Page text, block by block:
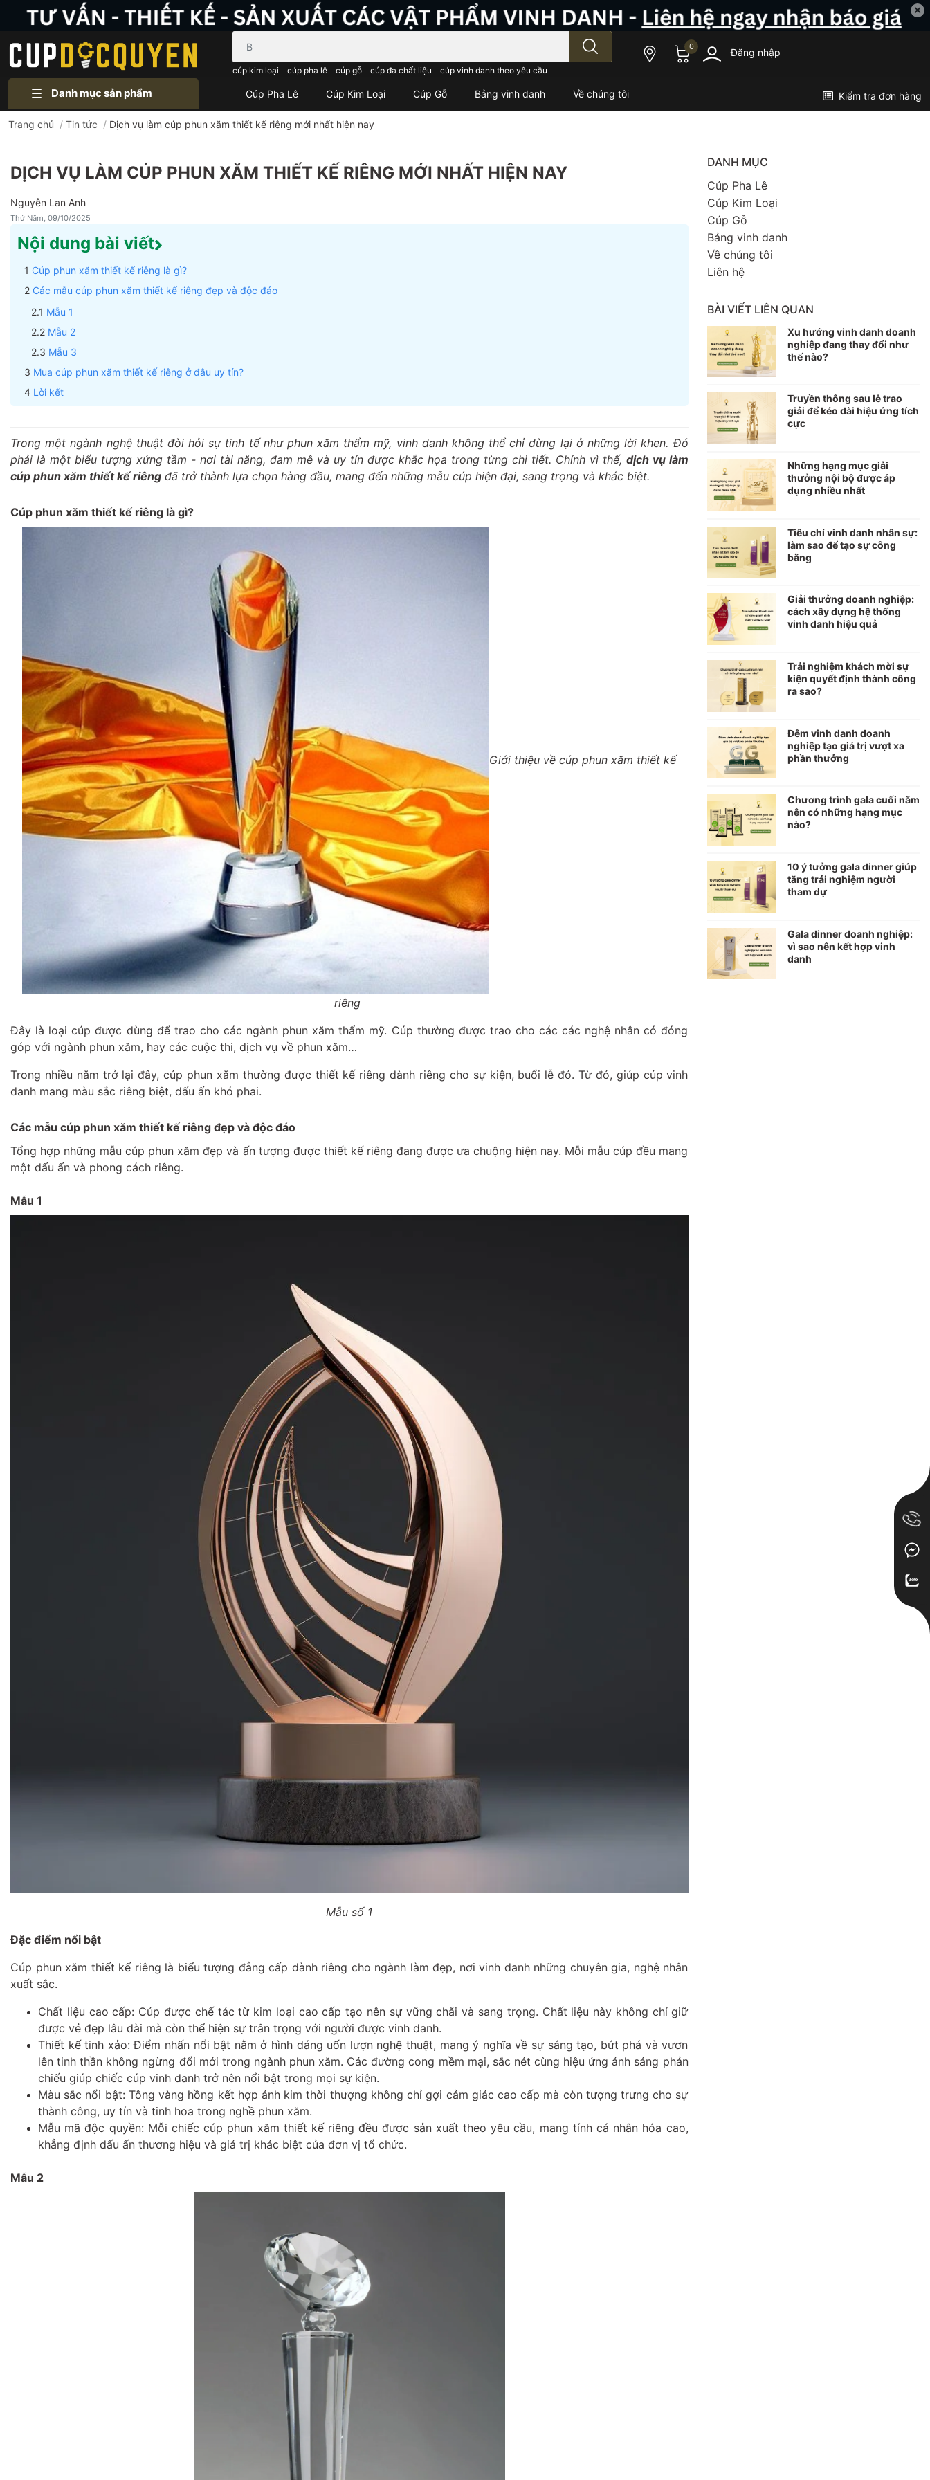
✕
cúp kim loại cúp pha lê cúp gỗ cúp đa chất liệu cúp vinh danh theo yêu cầu
0 Đăng nhập
Danh mục sản phẩm Cúp Pha Lê Cúp Kim Loại Cúp Gỗ Bảng vinh danh Về chúng tôi Kiểm tra đơn hàng
Trang chủ / Tin tức / Dịch vụ làm cúp phun xăm thiết kế riêng mới nhất hiện nay
DỊCH VỤ LÀM CÚP PHUN XĂM THIẾT KẾ RIÊNG MỚI NHẤT HIỆN NAY
Nguyễn Lan Anh
Thứ Năm, 09/10/2025
Nội dung bài viết
Cúp phun xăm thiết kế riêng là gì?
Các mẫu cúp phun xăm thiết kế riêng đẹp và độc đáo
Mẫu 1
Mẫu 2
Mẫu 3
Mua cúp phun xăm thiết kế riêng ở đâu uy tín?
Lời kết
Trong một ngành nghệ thuật đòi hỏi sự tinh tế như phun xăm thẩm mỹ, vinh danh không thể chỉ dừng lại ở những lời khen. Đó
phải là một biểu tượng xứng tầm - nơi tài năng, đam mê và uy tín được khắc họa trong từng chi tiết. Chính vì thế, dịch vụ làm
cúp phun xăm thiết kế riêng đã trở thành lựa chọn hàng đầu, mang đến những mẫu cúp hiện đại, sang trọng và khác biệt.
Cúp phun xăm thiết kế riêng là gì?
Giới thiệu về cúp phun xăm thiết kế
riêng
Đây là loại cúp được dùng để trao cho các ngành phun xăm thẩm mỹ. Cúp thường được trao cho các các nghệ nhân có đóng
góp với ngành phun xăm, hay các cuộc thi, dịch vụ về phun xăm…
Trong nhiều năm trở lại đây, cúp phun xăm thường được thiết kế riêng dành riêng cho sự kiện, buổi lễ đó. Từ đó, giúp cúp vinh
danh mang màu sắc riêng biệt, dấu ấn khó phai.
Các mẫu cúp phun xăm thiết kế riêng đẹp và độc đáo
Tổng hợp những mẫu cúp phun xăm đẹp và ấn tượng được thiết kế riêng đang được ưa chuộng hiện nay. Mỗi mẫu cúp đều mang
một dấu ấn và phong cách riêng.
Mẫu 1
Mẫu số 1
Đặc điểm nổi bật
Cúp phun xăm thiết kế riêng là biểu tượng đẳng cấp dành riêng cho ngành làm đẹp, nơi vinh danh những chuyên gia, nghệ nhân
xuất sắc.
Chất liệu cao cấp: Cúp được chế tác từ kim loại cao cấp tạo nên sự vững chãi và sang trọng. Chất liệu này không chỉ giữ
được vẻ đẹp lâu dài mà còn thể hiện sự trân trọng với người được vinh danh.
Thiết kế tinh xảo: Điểm nhấn nổi bật nằm ở hình dáng uốn lượn nghệ thuật, mang ý nghĩa về sự sáng tạo, bứt phá và vươn
lên tinh thần không ngừng đổi mới trong ngành phun xăm. Các đường cong mềm mại, sắc nét cùng hiệu ứng ánh sáng phản
chiếu giúp chiếc cúp vinh danh trở nên nổi bật trong mọi sự kiện.
Màu sắc nổi bật: Tông vàng hồng kết hợp ánh kim thời thượng không chỉ gợi cảm giác cao cấp mà còn tượng trưng cho sự
thành công, uy tín và tinh hoa trong nghề phun xăm.
Mẫu mã độc quyền: Mỗi chiếc cúp phun xăm thiết kế riêng đều được sản xuất theo yêu cầu, mang tính cá nhân hóa cao,
khẳng định dấu ấn thương hiệu và giá trị khác biệt của đơn vị tổ chức.
Mẫu 2
DANH MỤC
Cúp Pha Lê
Cúp Kim Loại
Cúp Gỗ
Bảng vinh danh
Về chúng tôi
Liên hệ
BÀI VIẾT LIÊN QUAN
Xu hướng vinh danh doanh
nghiệp đang thay đổi như
thế nào?
Truyền thông sau lễ trao
giải để kéo dài hiệu ứng tích
cực
Những hạng mục giải
thưởng nội bộ được áp
dụng nhiều nhất
Tiêu chí vinh danh nhân sự:
làm sao để tạo sự công
bằng
Giải thưởng doanh nghiệp:
cách xây dựng hệ thống
vinh danh hiệu quả
Trải nghiệm khách mời sự
kiện quyết định thành công
ra sao?
Đêm vinh danh doanh
nghiệp tạo giá trị vượt xa
phần thưởng
Chương trình gala cuối năm
nên có những hạng mục
nào?
10 ý tưởng gala dinner giúp
tăng trải nghiệm người
tham dự
Gala dinner doanh nghiệp:
vì sao nên kết hợp vinh
danh